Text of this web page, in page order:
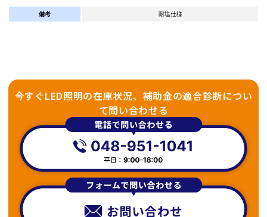
備考 耐塩仕様
今すぐLED照明の在庫状況、補助金の適合診断につい
て問い合わせる